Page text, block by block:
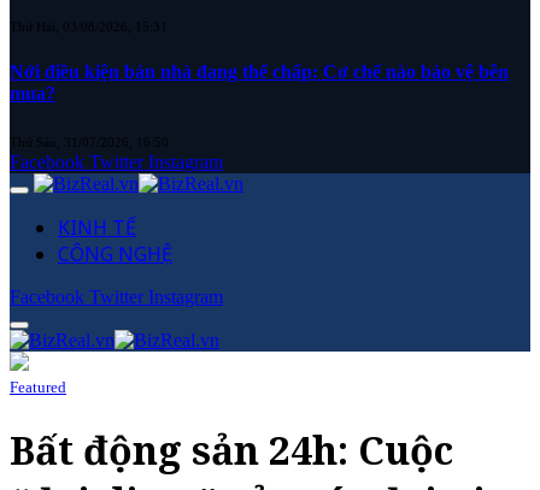
Thứ Hai, 03/08/2026, 15:31
Nới điều kiện bán nhà đang thế chấp: Cơ chế nào bảo vệ bên
mua?
Thứ Sáu, 31/07/2026, 16:50
Facebook Twitter Instagram
KINH TẾ
CÔNG NGHỆ
Facebook Twitter Instagram
Featured
Bất động sản 24h: Cuộc